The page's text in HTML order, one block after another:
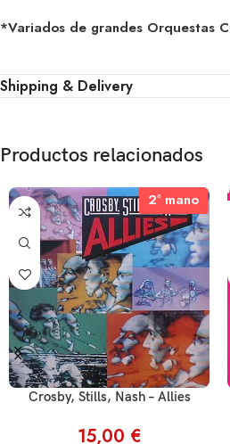
*Variados de grandes Orquestas
Shipping & Delivery
Productos relacionados
2ª mano
2ª mano
Crosby, Stills, Nash – Allies
15,00 €